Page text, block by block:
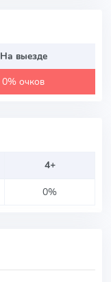
На выезде
0% очков
4+
0%